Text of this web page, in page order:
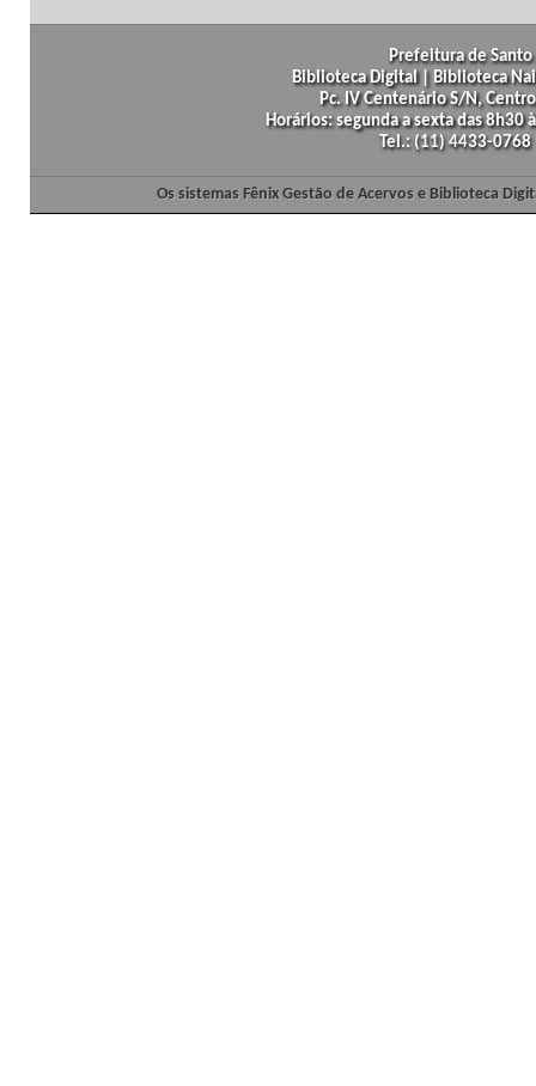
Prefeitura de
Biblioteca Digital | Biblioteca
Pc. IV Centenário S/N,
Horários: segunda a sexta das
Tel.: (11) 4433-
Os sistemas Fênix Gestão de Acervos e Biblioteca